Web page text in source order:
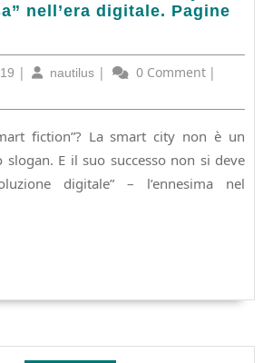
nell’era digitale. Pagine
30
2019
| nautilus nautilus
| 0 Comment |
fiction”? La smart city non è un
slogan. E il suo successo non si deve
digitale” – l’ennesima nel